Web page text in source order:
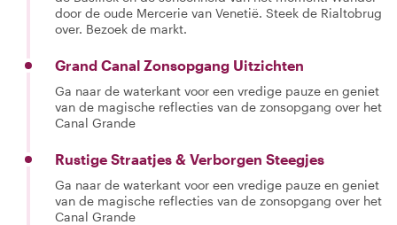
door de oude Mercerie van Venetië. Steek de Rialtobrug
over. Bezoek de markt.
Grand Canal Zonsopgang Uitzichten
Ga naar de waterkant voor een vredige pauze en geniet
van de magische reflecties van de zonsopgang over het
Canal Grande
Rustige Straatjes & Verborgen Steegjes
Ga naar de waterkant voor een vredige pauze en geniet
van de magische reflecties van de zonsopgang over het
Canal Grande